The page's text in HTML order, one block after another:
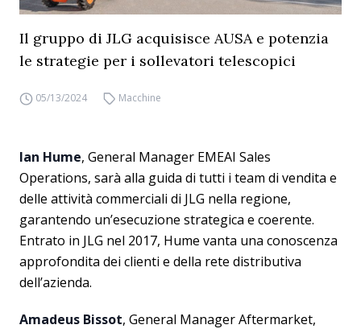
Il gruppo di JLG acquisisce AUSA e potenzia
le strategie per i sollevatori telescopici
05/13/2024 Macchine
Ian Hume, General Manager EMEAI Sales
Operations, sarà alla guida di tutti i team di vendita e
delle attività commerciali di JLG nella regione,
garantendo un’esecuzione strategica e coerente.
Entrato in JLG nel 2017, Hume vanta una conoscenza
approfondita dei clienti e della rete distributiva
dell’azienda.
Amadeus Bissot, General Manager Aftermarket,